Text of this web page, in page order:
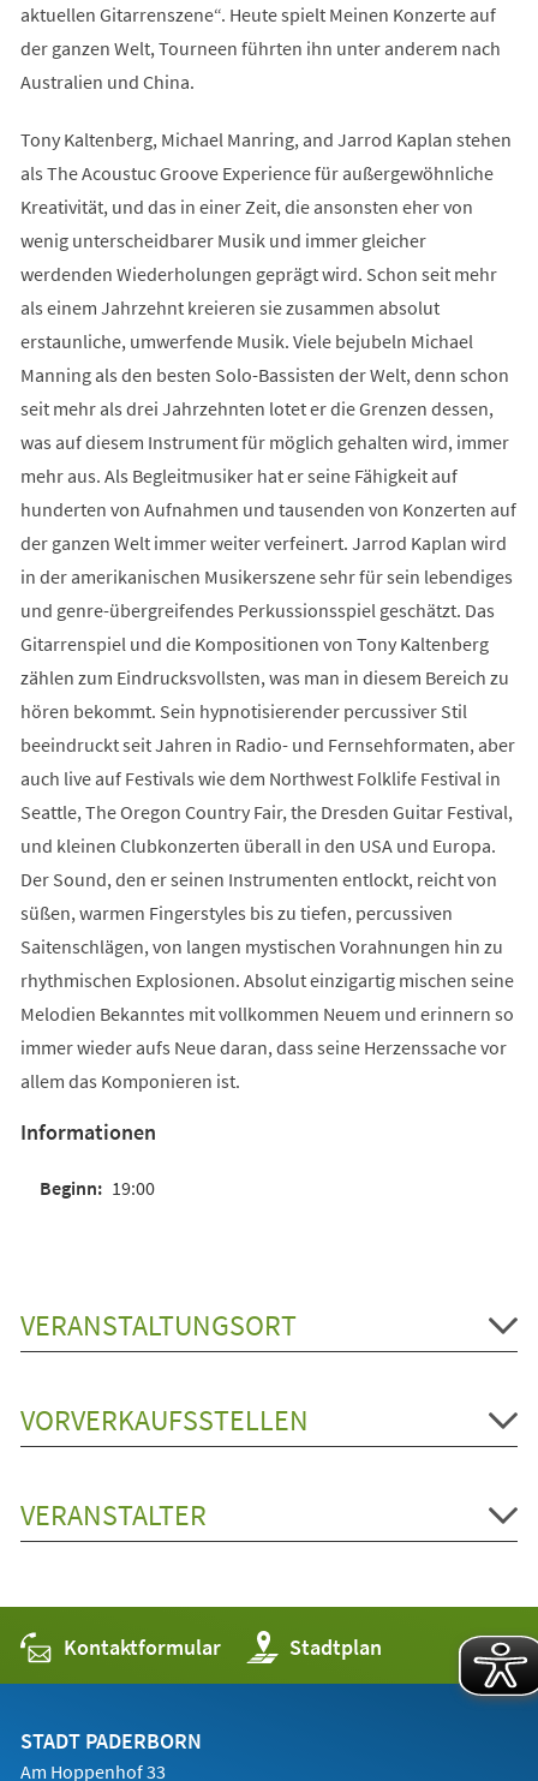
aktuellen Gitarrenszene“. Heute spielt Meinen Konzerte auf
der ganzen Welt, Tourneen führten ihn unter anderem nach
Australien und China.
Tony Kaltenberg, Michael Manring, and Jarrod Kaplan stehen
als The Acoustuc Groove Experience für außergewöhnliche
Kreativität, und das in einer Zeit, die ansonsten eher von
wenig unterscheidbarer Musik und immer gleicher
werdenden Wiederholungen geprägt wird. Schon seit mehr
als einem Jahrzehnt kreieren sie zusammen absolut
erstaunliche, umwerfende Musik. Viele bejubeln Michael
Manning als den besten Solo-Bassisten der Welt, denn schon
seit mehr als drei Jahrzehnten lotet er die Grenzen dessen,
was auf diesem Instrument für möglich gehalten wird, immer
mehr aus. Als Begleitmusiker hat er seine Fähigkeit auf
hunderten von Aufnahmen und tausenden von Konzerten auf
der ganzen Welt immer weiter verfeinert. Jarrod Kaplan wird
in der amerikanischen Musikerszene sehr für sein lebendiges
und genre-übergreifendes Perkussionsspiel geschätzt. Das
Gitarrenspiel und die Kompositionen von Tony Kaltenberg
zählen zum Eindrucksvollsten, was man in diesem Bereich zu
hören bekommt. Sein hypnotisierender percussiver Stil
beeindruckt seit Jahren in Radio- und Fernsehformaten, aber
auch live auf Festivals wie dem Northwest Folklife Festival in
Seattle, The Oregon Country Fair, the Dresden Guitar Festival,
und kleinen Clubkonzerten überall in den USA und Europa.
Der Sound, den er seinen Instrumenten entlockt, reicht von
süßen, warmen Fingerstyles bis zu tiefen, percussiven
Saitenschlägen, von langen mystischen Vorahnungen hin zu
rhythmischen Explosionen. Absolut einzigartig mischen seine
Melodien Bekanntes mit vollkommen Neuem und erinnern so
immer wieder aufs Neue daran, dass seine Herzenssache vor
allem das Komponieren ist.
Informationen
19:00
VERANSTALTUNGSORT
VORVERKAUFSSTELLEN
VERANSTALTER
Kontaktformular Stadtplan
(Öffnet
in
einem
STADT PADERBORN
Am Hoppenhof 33